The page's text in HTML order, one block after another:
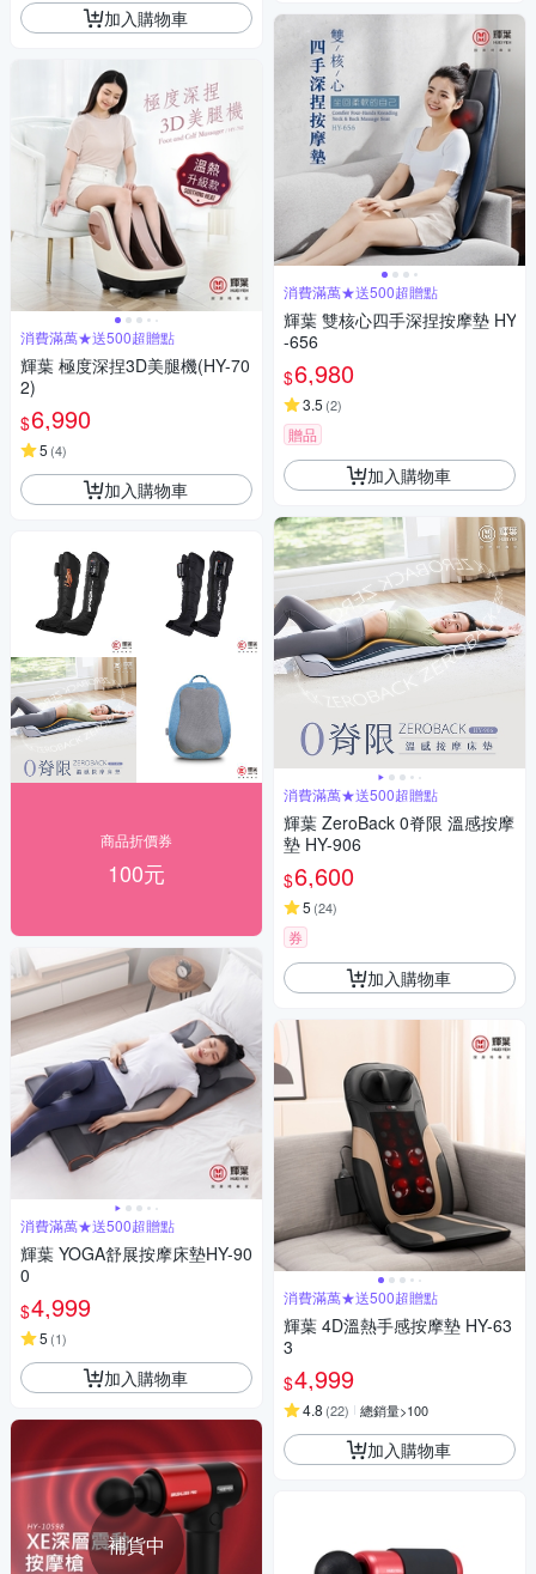
加入購物車
消費滿萬★送500超贈點
輝葉 極度深捏3D美腿機(HY-70
2)
$6,990
5 (4)
加入購物車
商品折價券
100元
消費滿萬★送500超贈點
輝葉 YOGA舒展按摩床墊HY-90
0
$4,999
5 (1)
加入購物車
補貨中
消費滿萬★送500超贈點
輝葉 雙核心四手深捏按摩墊 HY
-656
$6,980
3.5 (2)
贈品
加入購物車
消費滿萬★送500超贈點
輝葉 ZeroBack 0脊限 溫感按摩
墊 HY-906
$6,600
5 (24)
券
加入購物車
消費滿萬★送500超贈點
輝葉 4D溫熱手感按摩墊 HY-63
3
$4,999
4.8 (22) 總銷量>100
加入購物車